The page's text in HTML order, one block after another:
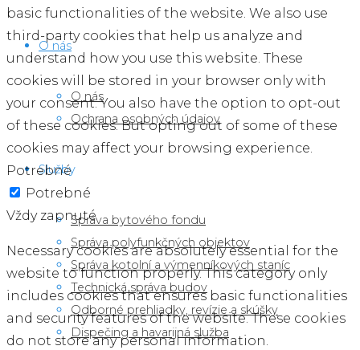
O nás
O nás
Ochrana osobných údajov
Služby
Správa bytového fondu
Správa polyfunkčných objektov
Správa kotolní a výmenníkových staníc
Technická správa budov
Odborné prehliadky, revízie a skúšky
Dispečing a havarijná služba
basic functionalities of the website. We also use
third-party cookies that help us analyze and
understand how you use this website. These
cookies will be stored in your browser only with
your consent. You also have the option to opt-out
of these cookies. But opting out of some of these
cookies may affect your browsing experience.
Potrebné
Potrebné
Vždy zapnuté
Necessary cookies are absolutely essential for the
website to function properly. This category only
includes cookies that ensures basic functionalities
and security features of the website. These cookies
do not store any personal information.